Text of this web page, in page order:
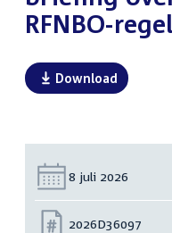
RFNBO-
Download
Datum:
8 juli 2026
Nummer:
2026D36097